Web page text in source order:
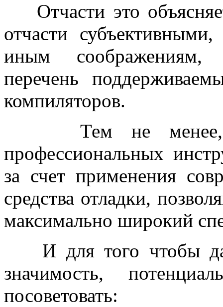
Отчасти это
отчасти
иным соображениям,
перечень
компиляторов.
Тем не менее,
профессиональных
за счет применения
средства отладки,
максимально широкий
И для того чтобы
значимость,
посоветовать: